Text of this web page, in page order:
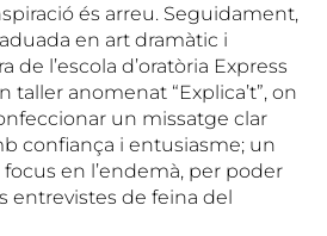
és arreu. Seguidament,
en art dramàtic i
de l’escola d’oratòria Express
taller anomenat “Explica’t”, on
un missatge clar
confiança i entusiasme; un
en l’endemà, per poder
entrevistes de feina del